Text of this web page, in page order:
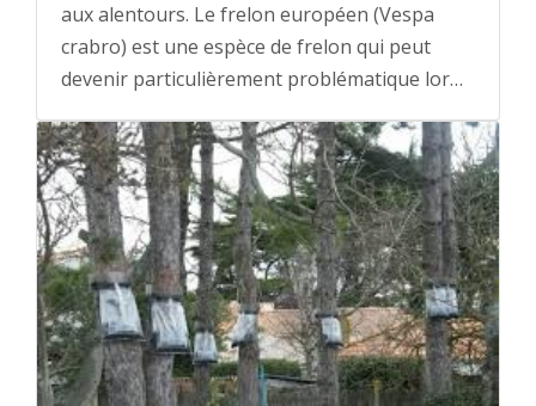
aux alentours. Le frelon européen (Vespa
crabro) est une espèce de frelon qui peut
devenir particulièrement problématique lor…